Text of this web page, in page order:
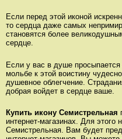
Если перед этой иконой
то сердца даже самых
становятся более
сердце.
Если у вас в душе просыпается
мольбе к этой воистину
душевное облегчение.
добрая войдет в сердце ваше.
Купить икону Семистрельная
интернет-магазинах. Для
Семистрельная. Вам будет